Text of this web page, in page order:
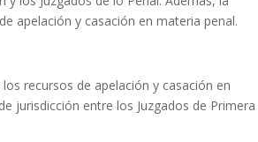
apelación y casación en materia penal.
recursos de apelación y casación en
jurisdicción entre los Juzgados de Primera